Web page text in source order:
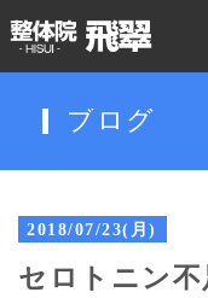
ブログ
2018/07/23(月)
セロトニン